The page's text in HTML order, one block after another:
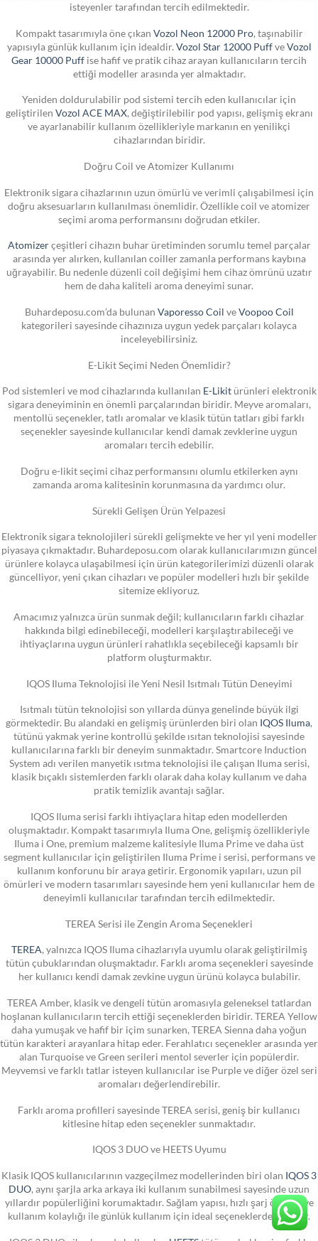
isteyenler tarafından tercih edilmektedir.
Kompakt tasarımıyla öne çıkan Vozol Neon 12000 Pro, taşınabilir
yapısıyla günlük kullanım için idealdir. Vozol Star 12000 PuffveVozol
Gear 10000 Puff ise hafif ve pratik cihaz arayan kullanıcıların tercih
ettiği modeller arasında yer almaktadır.
Yeniden doldurulabilir pod sistemi tercih eden kullanıcılar için
geliştirilen Vozol ACE MAX, değiştirilebilir pod yapısı, gelişmiş ekranı
ve ayarlanabilir kullanım özellikleriyle markanın en yenilikçi
cihazlarından biridir.
Doğru Coil ve Atomizer Kullanımı
Elektronik sigara cihazlarının uzun ömürlü ve verimli çalışabilmesi için
doğru aksesuarların kullanılması önemlidir. Özellikle coil ve atomizer
seçimi aroma performansını doğrudan etkiler.
Atomizerçeşitleri cihazın buhar üretiminden sorumlu temel parçalar
arasında yer alırken, kullanılan coiller zamanla performans kaybına
uğrayabilir. Bu nedenle düzenli coil değişimi hem cihaz ömrünü uzatır
hem de daha kaliteli aroma deneyimi sunar.
Buhardeposu.com’da bulunan Vaporesso Coil veVoopoo Coil
kategorileri sayesinde cihazınıza uygun yedek parçaları kolayca
inceleyebilirsiniz.
E-Likit Seçimi Neden Önemlidir?
Pod sistemleri ve mod cihazlarında kullanılan E-Likitürünleri elektronik
sigara deneyiminin en önemli parçalarından biridir. Meyve aromaları,
mentollü seçenekler, tatlı aromalar ve klasik tütün tatları gibi farklı
seçenekler sayesinde kullanıcılar kendi damak zevklerine uygun
aromaları tercih edebilir.
Doğru e-likit seçimi cihaz performansını olumlu etkilerken aynı
zamanda aroma kalitesinin korunmasına da yardımcı olur.
Sürekli Gelişen Ürün Yelpazesi
Elektronik sigara teknolojileri sürekli gelişmekte ve her yıl yeni modeller
piyasaya çıkmaktadır. Buhardeposu.com olarak kullanıcılarımızın güncel
ürünlere kolayca ulaşabilmesi için ürün kategorilerimizi düzenli olarak
güncelliyor, yeni çıkan cihazları ve popüler modelleri hızlı bir şekilde
sitemize ekliyoruz.
Amacımız yalnızca ürün sunmak değil; kullanıcıların farklı cihazlar
hakkında bilgi edinebileceği, modelleri karşılaştırabileceği ve
ihtiyaçlarına uygun ürünleri rahatlıkla seçebileceği kapsamlı bir
platform oluşturmaktır.
IQOS Iluma Teknolojisi ile Yeni Nesil Isıtmalı Tütün Deneyimi
Isıtmalı tütün teknolojisi son yıllarda dünya genelinde büyük ilgi
görmektedir. Bu alandaki en gelişmiş ürünlerden biri olan IQOS Iluma,
tütünü yakmak yerine kontrollü şekilde ısıtan teknolojisi sayesinde
kullanıcılarına farklı bir deneyim sunmaktadır. Smartcore Induction
System adı verilen manyetik ısıtma teknolojisi ile çalışan Iluma serisi,
klasik bıçaklı sistemlerden farklı olarak daha kolay kullanım ve daha
pratik temizlik avantajı sağlar.
IQOS Iluma serisi farklı ihtiyaçlara hitap eden modellerden
oluşmaktadır. Kompakt tasarımıyla Iluma One, gelişmiş özellikleriyle
Iluma i One, premium malzeme kalitesiyle Iluma Prime ve daha üst
segment kullanıcılar için geliştirilen Iluma Prime i serisi, performans ve
kullanım konforunu bir araya getirir. Ergonomik yapıları, uzun pil
ömürleri ve modern tasarımları sayesinde hem yeni kullanıcılar hem de
deneyimli kullanıcılar tarafından tercih edilmektedir.
TEREA Serisi ile Zengin Aroma Seçenekleri
TEREA, yalnızca IQOS Iluma cihazlarıyla uyumlu olarak geliştirilmiş
tütün çubuklarından oluşmaktadır. Farklı aroma seçenekleri sayesinde
her kullanıcı kendi damak zevkine uygun ürünü kolayca bulabilir.
TEREA Amber, klasik ve dengeli tütün aromasıyla geleneksel tatlardan
hoşlanan kullanıcıların tercih ettiği seçeneklerden biridir. TEREA Yellow
daha yumuşak ve hafif bir içim sunarken, TEREA Sienna daha yoğun
tütün karakteri arayanlara hitap eder. Ferahlatıcı seçenekler arasında yer
alan Turquoise ve Green serileri mentol severler için popülerdir.
Meyvemsi ve farklı tatlar isteyen kullanıcılar ise Purple ve diğer özel seri
aromaları değerlendirebilir.
Farklı aroma profilleri sayesinde TEREA serisi, geniş bir kullanıcı
kitlesine hitap eden seçenekler sunmaktadır.
IQOS 3 DUO ve HEETS Uyumu
Klasik IQOS kullanıcılarının vazgeçilmez modellerinden biri olan IQOS 3
DUO, aynı şarjla arka arkaya iki kullanım sunabilmesi sayesinde uzun
yıllardır popülerliğini korumaktadır. Sağlam yapısı, hızlı şarj özelliği ve
kullanım kolaylığı ile günlük kullanım için ideal seçeneklerden biridir.